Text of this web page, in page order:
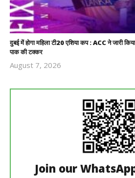
दुबई में होगा महिला टी20 एशिया कप : ACC ने जारी
पाक की टक्कर
August 7, 2026
Join our